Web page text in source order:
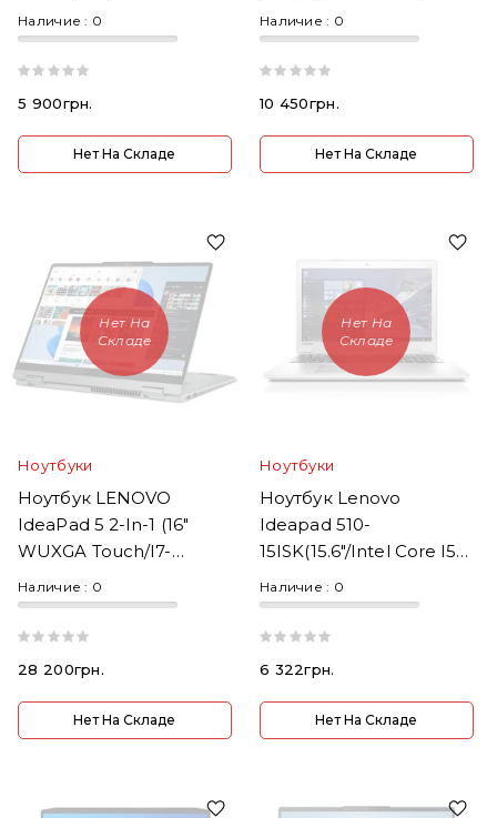
6th Gen/RAM
8GB/SSD240GB)
Наличие : 0
5 900грн.
Нет На Складе
8GB/SSD256GB)
Наличие : 0
10 450грн.
Нет На Складе
Нет На
Складе
Ноутбуки
Ноутбук LENOVO
IdeaPad 5 2-In-1 (16"
WUXGA Touch/i7-
Graphics/Win 11
Наличие : 0
28 200грн.
Нет На Складе
Нет На
Складе
Ноутбуки
Ноутбук Lenovo
Ideapad 510-
15ISK(15.6"/Intel Core I5-
8GB/SSD240GB)
Наличие : 0
6 322грн.
Нет На Складе